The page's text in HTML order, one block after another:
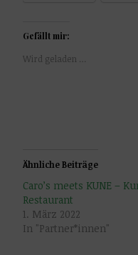
Gefällt mir:
Wird geladen …
Ähnliche Beiträge
Caro’s meets KUNE –
Restaurant
1. März 2022
In "Partner*innen"